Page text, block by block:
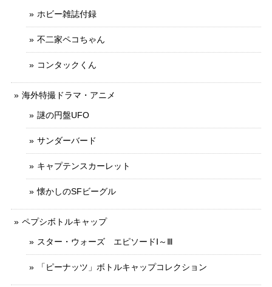
ホビー雑誌付録
不二家ペコちゃん
コンタックくん
海外特撮ドラマ・アニメ
謎の円盤UFO
サンダーバード
キャプテンスカーレット
懐かしのSFビーグル
ペプシボトルキャップ
スター・ウォーズ エピソードⅠ～Ⅲ
「ピーナッツ」ボトルキャップコレクション